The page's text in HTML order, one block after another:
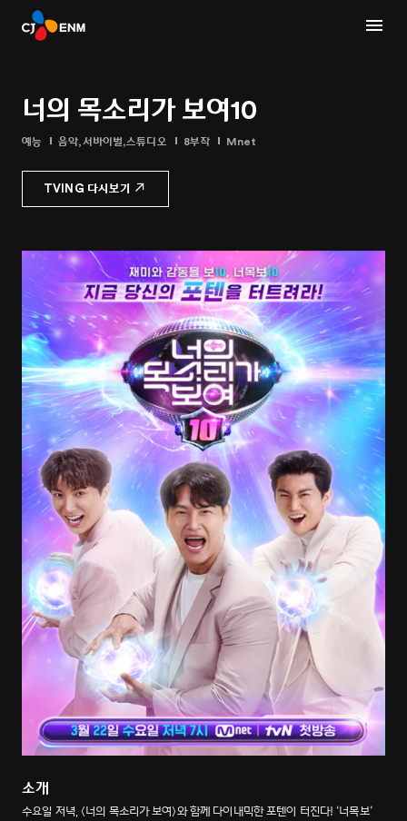
너의 목소리가 보여10
예능 음악,서바이벌,스튜디오 8부작 Mnet
TVING 다시보기
소개
수요일 저녁, <너의 목소리가 보여>와 함께 다이내믹한 포텐이 터진다! ‘너목보’